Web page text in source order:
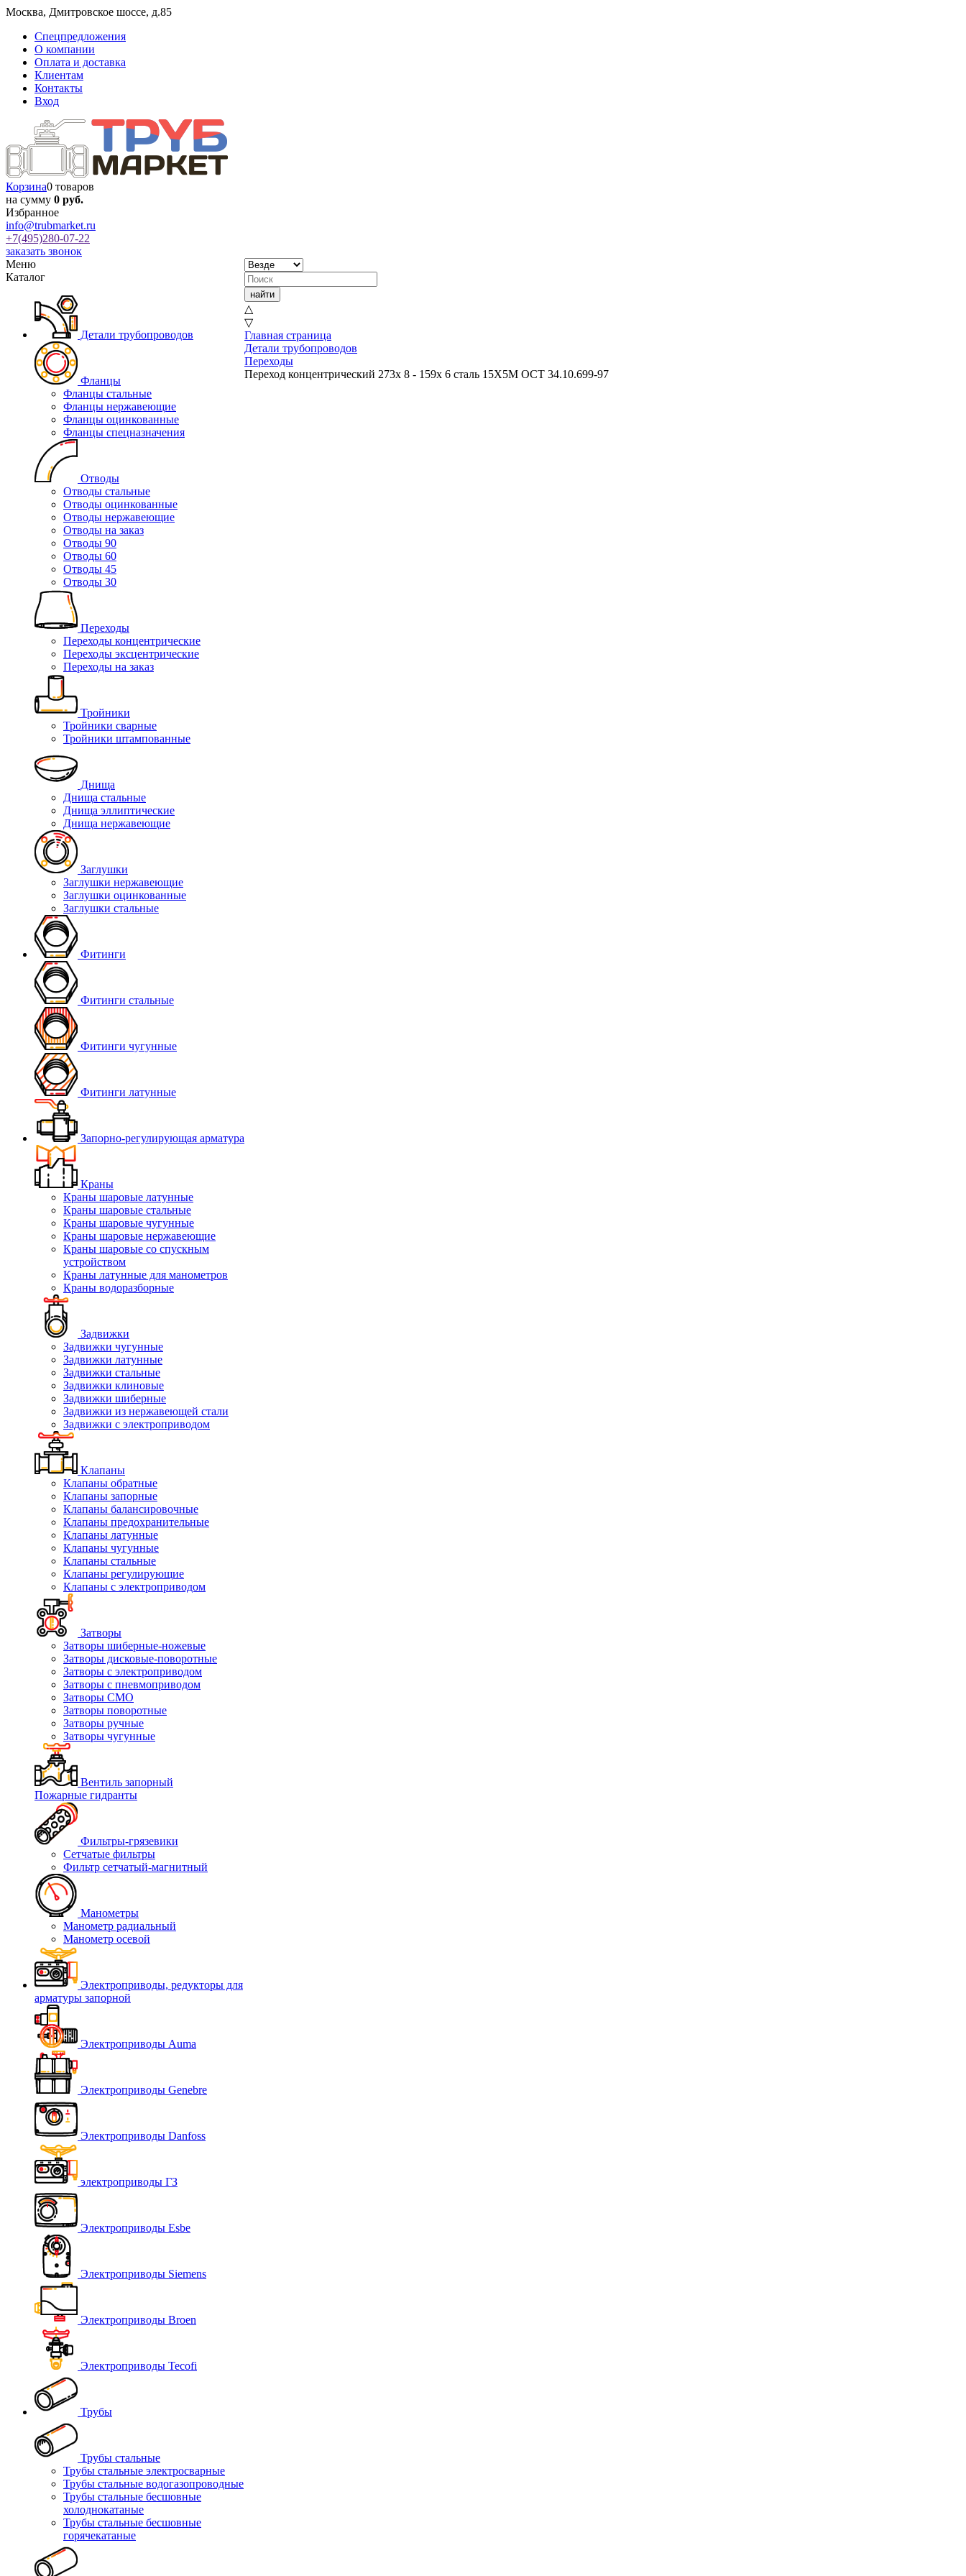
Москва, Дмитровское шоссе, д.85
Спецпредложения
О компании
Оплата и доставка
Клиентам
Контакты
Вход
Корзина0 товаров
на сумму 0 руб.
Избранное
info@trubmarket.ru
+7(495)280-07-22
заказать звонок
Меню
Каталог
Детали трубопроводов
Фланцы
Фланцы стальные
Фланцы нержавеющие
Фланцы оцинкованные
Фланцы спецназначения
Отводы
Отводы стальные
Отводы оцинкованные
Отводы нержавеющие
Отводы на заказ
Отводы 90
Отводы 60
Отводы 45
Отводы 30
Переходы
Переходы концентрические
Переходы эксцентрические
Переходы на заказ
Тройники
Тройники сварные
Тройники штампованные
Днища
Днища стальные
Днища эллиптические
Днища нержавеющие
Заглушки
Заглушки нержавеющие
Заглушки оцинкованные
Заглушки стальные
Фитинги
Фитинги стальные
Фитинги чугунные
Фитинги латунные
Запорно-регулирующая арматура
Краны
Краны шаровые латунные
Краны шаровые стальные
Краны шаровые чугунные
Краны шаровые нержавеющие
Краны шаровые со спускным
устройством
Краны латунные для манометров
Краны водоразборные
Задвижки
Задвижки чугунные
Задвижки латунные
Задвижки стальные
Задвижки клиновые
Задвижки шиберные
Задвижки из нержавеющей стали
Задвижки с электроприводом
Клапаны
Клапаны обратные
Клапаны запорные
Клапаны балансировочные
Клапаны предохранительные
Клапаны латунные
Клапаны чугунные
Клапаны стальные
Клапаны регулирующие
Клапаны с электроприводом
Затворы
Затворы шиберные-ножевые
Затворы дисковые-поворотные
Затворы с электроприводом
Затворы с пневмоприводом
Затворы СМО
Затворы поворотные
Затворы ручные
Затворы чугунные
Вентиль запорный
Пожарные гидранты
Фильтры-грязевики
Сетчатые фильтры
Фильтр сетчатый-магнитный
Манометры
Манометр радиальный
Манометр осевой
Электроприводы, редукторы для
арматуры запорной
Электроприводы Auma
Электроприводы Genebre
Электроприводы Danfoss
электроприводы ГЗ
Электроприводы Esbe
Электроприводы Siemens
Электроприводы Broen
Электроприводы Tecofi
Трубы
Трубы стальные
Трубы стальные электросварные
Трубы стальные водогазопроводные
Трубы стальные бесшовные
холоднокатаные
Трубы стальные бесшовные
горячекатаные
△
▽
Главная страница
Детали трубопроводов
Переходы
Переход концентрический 273х 8 - 159х 6 сталь 15Х5М ОСТ 34.10.699-97